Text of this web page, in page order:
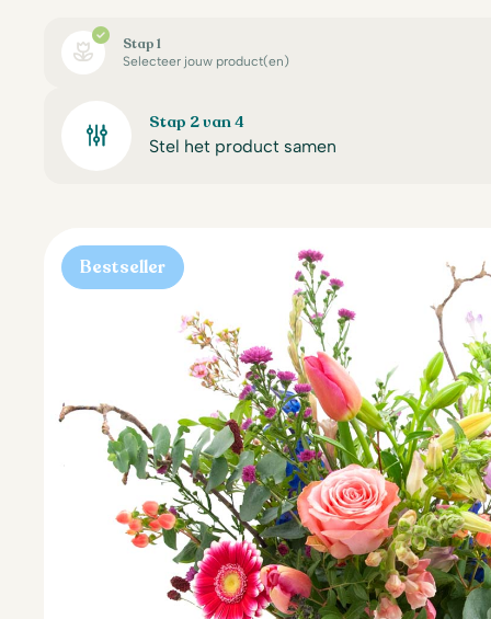
Stap 1
Selecteer jouw product(en)
Stap 2 van 4
Stel het product samen
Bestseller